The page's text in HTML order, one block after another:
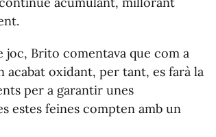
joc, Brito comentava que com a
acabat oxidant, per tant, es farà la
per a garantir unes
estes feines compten amb un